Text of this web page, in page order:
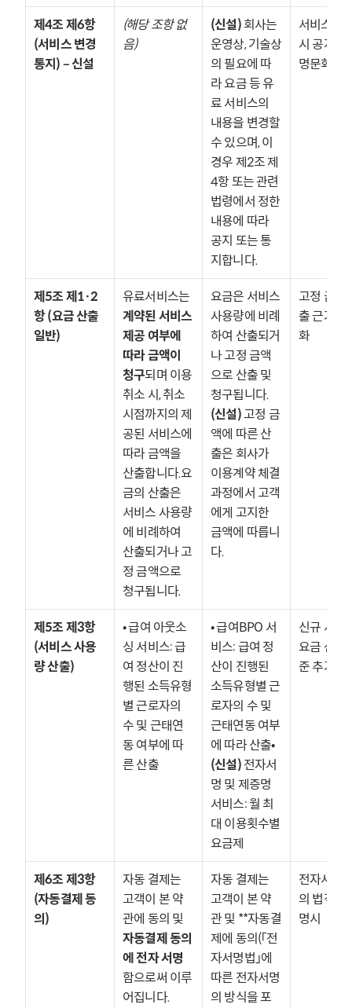
제4조 제6항
(서비스 변경
통지) – 신설
(해당 조항 없
음)
(신설) 회사는
운영상, 기술상
의 필요에 따
라 요금 등 유
료 서비스의
내용을 변경할
수 있으며, 이
경우 제2조 제
4항 또는 관련
법령에서 정한
내용에 따라
공지 또는 통
지합니다.
서비스 변
시 공지 의
명문화
제5조 제1·2
항 (요금 산출
일반)
계약된 서비스
제공 여부에
따라 금액이
청구되며 이용
취소 시, 취소
시점까지의 제
공된 서비스에
따라 금액을
산출합니다.요
금의 산출은
서비스 사용량
에 비례하여
산출되거나 고
정 금액으로
청구됩니다.
요금은 서비스
사용량에 비례
하여 산출되거
나 고정 금액
으로 산출 및
청구됩니다.
(신설) 고정 금
액에 따른 산
출은 회사가
이용계약 체결
과정에서 고객
에게 고지한
금액에 따릅니
다.
고정 금액
출 근거 명
화
제5조 제3항
(서비스 사용
량 산출)
• 급여 아웃소
싱 서비스: 급
여 정산이 진
행된 소득유형
별 근로자의
수 및 근태연
동 여부에 따
른 산출
• 급여BPO 서
비스: 급여 정
산이 진행된
소득유형별 근
로자의 수 및
근태연동 여부
에 따라 산출•
(신설) 전자서
명 및 제증명
서비스: 월 최
대 이용횟수별
요금제
신규 서비
요금 산출
준 추가
제6조 제3항
(자동결제 동
의)
자동 결제는
고객이 본 약
자동결제 동의
에 전자 서명
함으로써 이루
어집니다.
자동 결제는
고객이 본 약
관 및 **자동결
제에 동의(「전
자서명법」에
따른 전자서명
의 방식을 포
전자서명
의 법적 근
명시